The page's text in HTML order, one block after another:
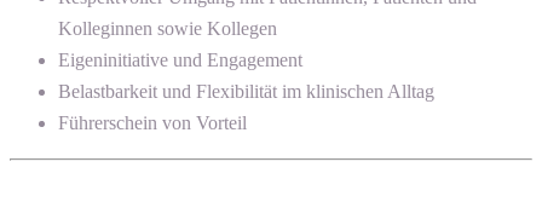
Kolleginnen sowie Kollegen
Eigeninitiative und Engagement
Belastbarkeit und Flexibilität im klinischen Alltag
Führerschein von Vorteil